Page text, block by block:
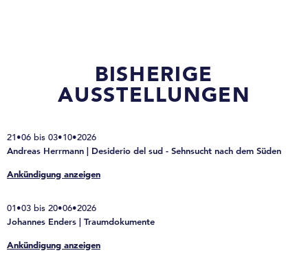
BISHERIGE
AUSSTELLUNGEN
21•06 bis 03•10•2026
Andreas Herrmann | Desiderio del sud - Sehnsucht nach dem Süden
Ankündigung anzeigen
01•03 bis 20•06•2026
Johannes Enders | Traumdokumente
Ankündigung anzeigen